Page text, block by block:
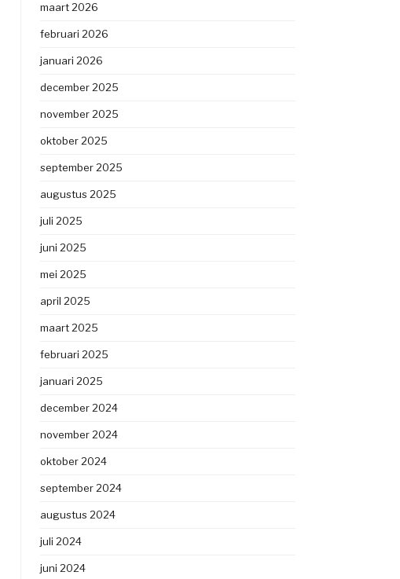
maart 2026
februari 2026
januari 2026
december 2025
november 2025
oktober 2025
september 2025
augustus 2025
juli 2025
juni 2025
mei 2025
april 2025
maart 2025
februari 2025
januari 2025
december 2024
november 2024
oktober 2024
september 2024
augustus 2024
juli 2024
juni 2024